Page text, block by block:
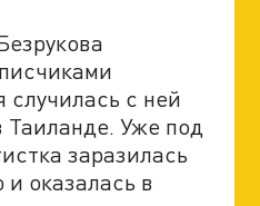
случилась с ней
Таиланде. Уже под
заразилась
оказалась в